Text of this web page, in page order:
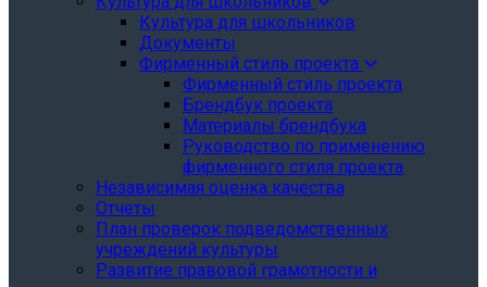
Культура для школьников
Документы
Фирменный стиль проекта
Фирменный стиль проекта
Брендбук проекта
Материалы брендбука
Руководство по применению
фирменного стиля проекта
Независимая оценка качества
Отчеты
План проверок подведомственных
учреждений культуры
Развитие правовой грамотности и